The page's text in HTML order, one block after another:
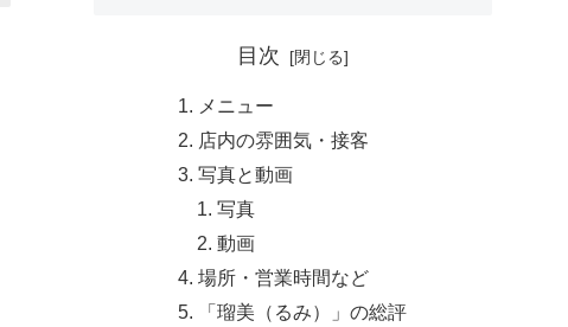
目次
メニュー
店内の雰囲気・接客
写真と動画
写真
動画
場所・営業時間など
「瑠美（るみ）」の総評